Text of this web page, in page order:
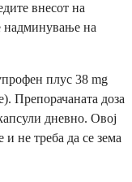
внесот на
надминување на
плус 38 mg
Препорачаната доза
дневно. Овој
не треба да се зема